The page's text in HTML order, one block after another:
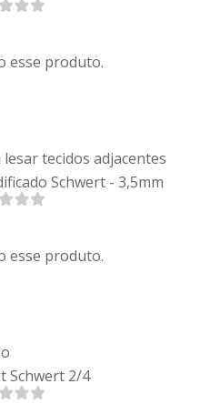
esse produto.
tecidos adjacentes
Schwert - 3,5mm
esse produto.
Schwert 2/4